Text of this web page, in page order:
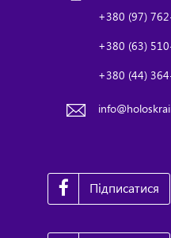
+380 (97)
+380 (63)
+380 (44)
Підписатися